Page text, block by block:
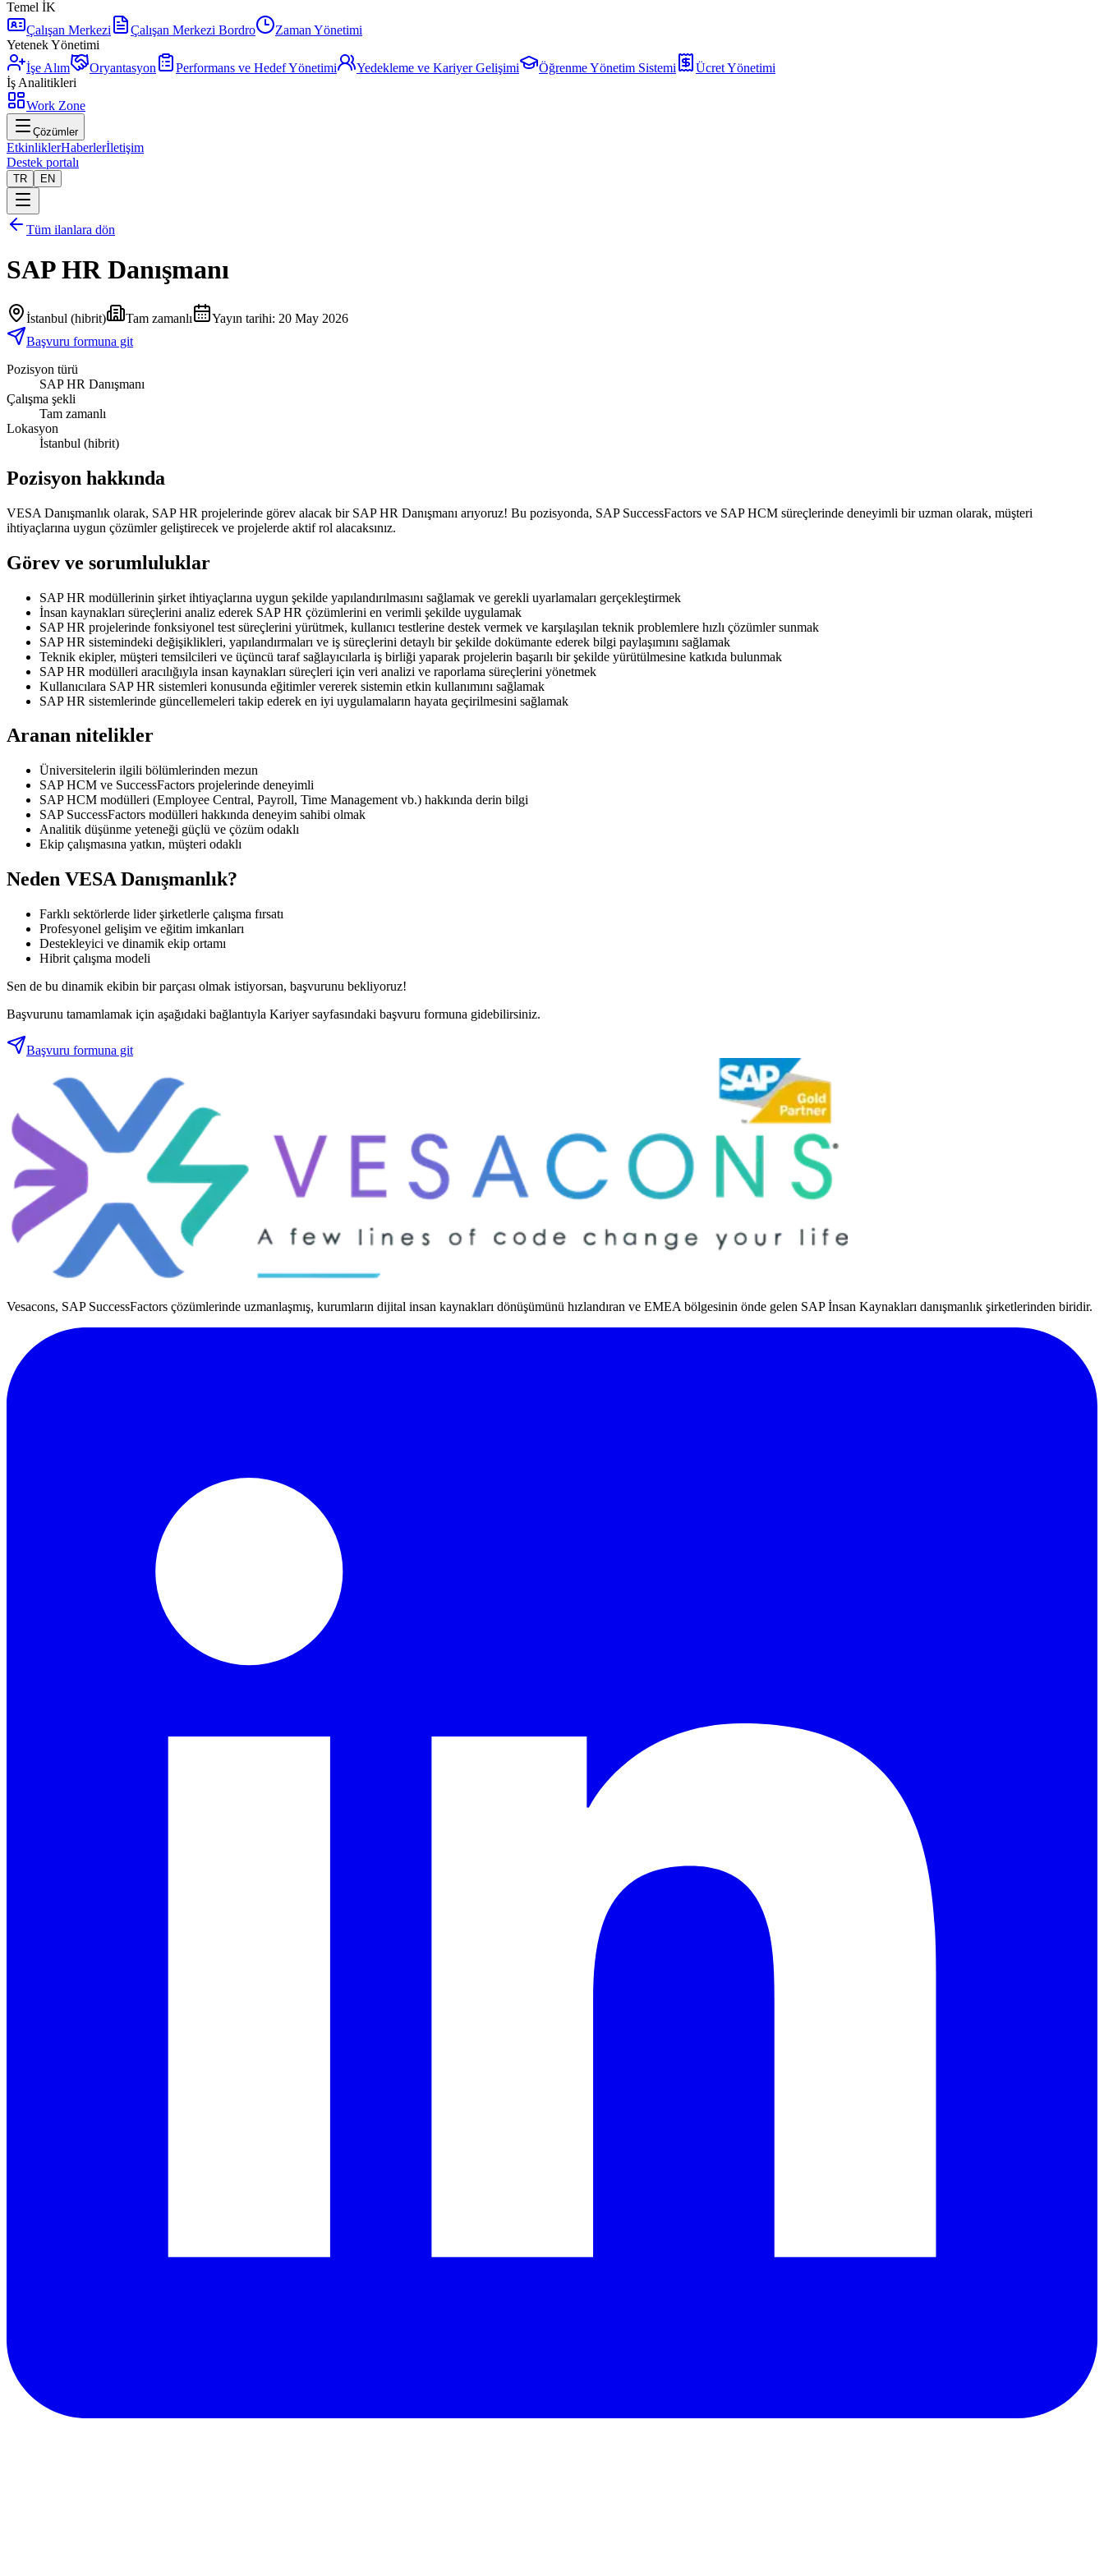
Temel İK
Çalışan Merkezi
Çalışan Merkezi Bordro
Zaman Yönetimi
Yetenek Yönetimi
İşe Alım
Oryantasyon Performans ve Hedef Yönetimi Yedekleme ve Kariyer Gelişimi Öğrenme Yönetim Sistemi
Ücret Yönetimi
İş Analitikleri
Work Zone
Çözümler
EtkinliklerHaberlerİletişim
Destek portalı
TR EN
Tüm ilanlara dön
SAP HR Danışmanı
İstanbul (hibrit) Tam zamanlı Yayın tarihi: 20 May 2026
Başvuru formuna git
Pozisyon türü
SAP HR Danışmanı
Çalışma şekli
Tam zamanlı
Lokasyon
İstanbul (hibrit)
Pozisyon hakkında
VESA Danışmanlık olarak, SAP HR projelerinde görev alacak bir SAP HR Danışmanı arıyoruz! Bu pozisyonda, SAP SuccessFactors ve SAP HCM süreçlerinde deneyimli bir uzman olarak, müşteri
ihtiyaçlarına uygun çözümler geliştirecek ve projelerde aktif rol alacaksınız.
Görev ve sorumluluklar
SAP HR modüllerinin şirket ihtiyaçlarına uygun şekilde yapılandırılmasını sağlamak ve gerekli uyarlamaları gerçekleştirmek
İnsan kaynakları süreçlerini analiz ederek SAP HR çözümlerini en verimli şekilde uygulamak
SAP HR projelerinde fonksiyonel test süreçlerini yürütmek, kullanıcı testlerine destek vermek ve karşılaşılan teknik problemlere hızlı çözümler sunmak
SAP HR sistemindeki değişiklikleri, yapılandırmaları ve iş süreçlerini detaylı bir şekilde dokümante ederek bilgi paylaşımını sağlamak
Teknik ekipler, müşteri temsilcileri ve üçüncü taraf sağlayıcılarla iş birliği yaparak projelerin başarılı bir şekilde yürütülmesine katkıda bulunmak
SAP HR modülleri aracılığıyla insan kaynakları süreçleri için veri analizi ve raporlama süreçlerini yönetmek
Kullanıcılara SAP HR sistemleri konusunda eğitimler vererek sistemin etkin kullanımını sağlamak
SAP HR sistemlerinde güncellemeleri takip ederek en iyi uygulamaların hayata geçirilmesini sağlamak
Aranan nitelikler
Üniversitelerin ilgili bölümlerinden mezun
SAP HCM ve SuccessFactors projelerinde deneyimli
SAP HCM modülleri (Employee Central, Payroll, Time Management vb.) hakkında derin bilgi
SAP SuccessFactors modülleri hakkında deneyim sahibi olmak
Analitik düşünme yeteneği güçlü ve çözüm odaklı
Ekip çalışmasına yatkın, müşteri odaklı
Neden VESA Danışmanlık?
Farklı sektörlerde lider şirketlerle çalışma fırsatı
Profesyonel gelişim ve eğitim imkanları
Destekleyici ve dinamik ekip ortamı
Hibrit çalışma modeli
Sen de bu dinamik ekibin bir parçası olmak istiyorsan, başvurunu bekliyoruz!
Başvurunu tamamlamak için aşağıdaki bağlantıyla Kariyer sayfasındaki başvuru formuna gidebilirsiniz.
Başvuru formuna git
Vesacons, SAP SuccessFactors çözümlerinde uzmanlaşmış, kurumların dijital insan kaynakları dönüşümünü hızlandıran ve EMEA bölgesinin önde gelen SAP İnsan Kaynakları danışmanlık şirketlerinden biridir.